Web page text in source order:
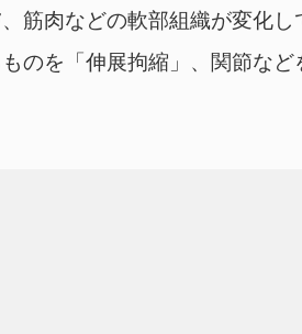
筋肉などの軟部組織が変化し
のを「伸展拘縮」、関節など